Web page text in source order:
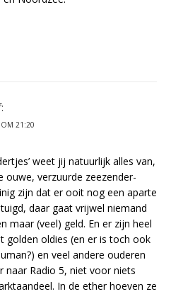
21:20
weet jij natuurlijk alles van,
ouwe, verzuurde zeezender-
zijn dat er ooit nog een aparte
daar gaat vrijwel niemand
maar (veel) geld. En er zijn heel
golden oldies (en er is toch ook
en veel andere ouderen
naar Radio 5, niet voor niets
In de ether hoeven ze